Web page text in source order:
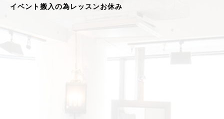
イベント搬入の為レッスンお休み